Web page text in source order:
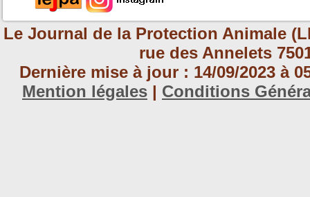
Le Journal de la Protection Animale
rue des Annelets
Dernière mise à jour : 14/09/2023 à
Mention légales | Conditions